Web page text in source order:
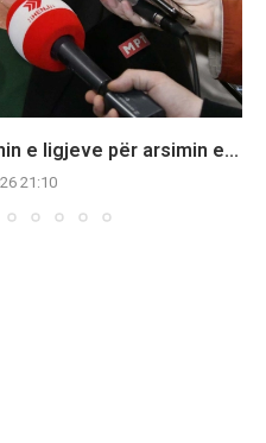
e ligjeve për arsimin e...
21:10